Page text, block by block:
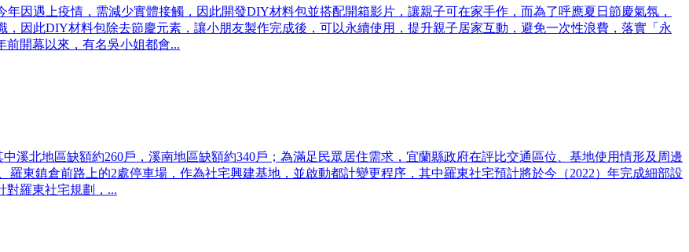
因遇上疫情，需減少實體接觸，因此開發DIY材料包並搭配開箱影片，讓親子可在家手作，而為了呼應夏日節慶氣氛，
因此DIY材料包除去節慶元素，讓小朋友製作完成後，可以永續使用，提升親子居家互動，避免一次性浪費，落實「永
前開幕以來，有名吳小姐都會...
溪北地區缺額約260戶，溪南地區缺額約340戶；為滿足民眾居住需求，宜蘭縣政府在評比交通區位、基地使用情形及周邊
東鎮倉前路上的2處停車場，作為社宅興建基地，並啟動都計變更程序，其中羅東社宅預計將於今（2022）年完成細部設
對羅東社宅規劃，...